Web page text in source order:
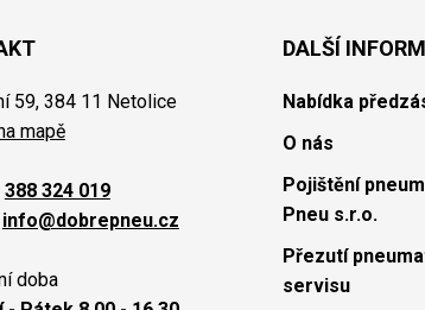
59, 384 11 Netolice
mapě
388 324 019
info@dobrepneu.cz
doba
DALŠÍ
Nabídka
O nás
Pojištění
Pneu s.r.o.
Přezutí
servisu